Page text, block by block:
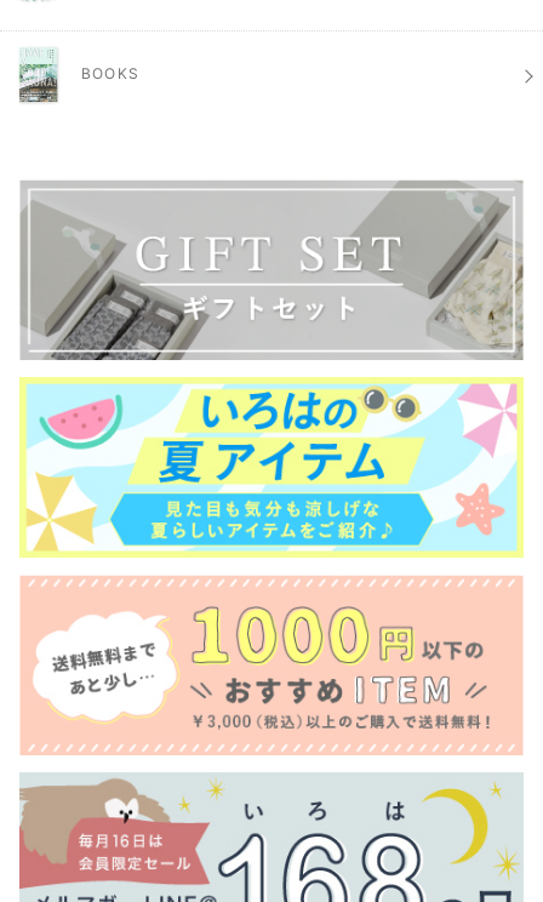
BOOKS